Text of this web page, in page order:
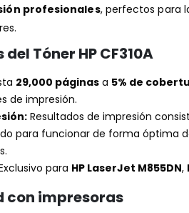
profesionales, perfectos para
Tóner HP CF310A
29,000 páginas a 5% de
de impresión.
Resultados de impresión
para funcionar de forma óptima
para HP LaserJet M855DN,
impresoras